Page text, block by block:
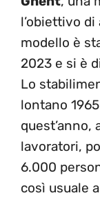
l’obiettivo
modello è
2023 e si è
Lo
lontano
quest’anno,
lavoratori,
6.000
così usuale